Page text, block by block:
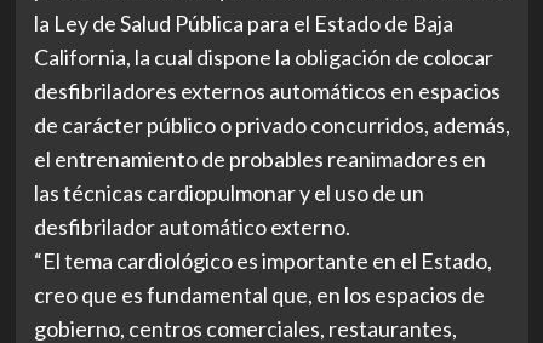
la Ley de Salud Pública para el Estado de Baja
California, la cual dispone la obligación de colocar
desfibriladores externos automáticos en espacios
de carácter público o privado concurridos, además,
el entrenamiento de probables reanimadores en
las técnicas cardiopulmonar y el uso de un
desfibrilador automático externo.
“El tema cardiológico es importante en el Estado,
creo que es fundamental que, en los espacios de
gobierno, centros comerciales, restaurantes,